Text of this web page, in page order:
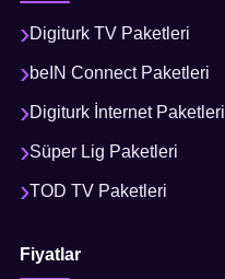
Digiturk TV Paketleri
beIN Connect Paketleri
Digiturk İnternet Paketleri
Süper Lig Paketleri
TOD TV Paketleri
Fiyatlar